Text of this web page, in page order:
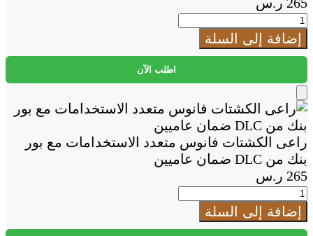
كمية
راعى
الكشتات
متعدد
الاستخدامات
مع
بور
بنك
من
DLC
ضمان
عاميين
إضافة إلى السلة
اطلب الآن
Add
to
Cart
راعى الكشتات فانوس متعدد الاستخدامات مع بور
بنك من DLC ضمان عاميين
265 ر.س
كمية
راعى
الكشتات
إضافة إلى السلة